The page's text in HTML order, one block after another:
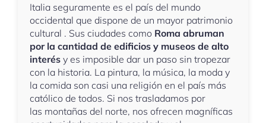
Italia seguramente es el país del mundo
occidental que dispone de un mayor patrimonio
cultural . Sus ciudades como Roma abruman
por la cantidad de edificios y museos de alto
interés y es imposible dar un paso sin tropezar
con la historia. La pintura, la música, la moda y
la comida son casi una religión en el país más
católico de todos. Si nos trasladamos por
las montañas del norte, nos ofrecen magníficas